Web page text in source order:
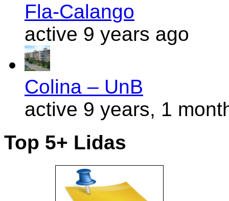
Fla-Calango
active 9 years ago
Colina – UnB
active 9 years, 1
Top 5+ Lidas